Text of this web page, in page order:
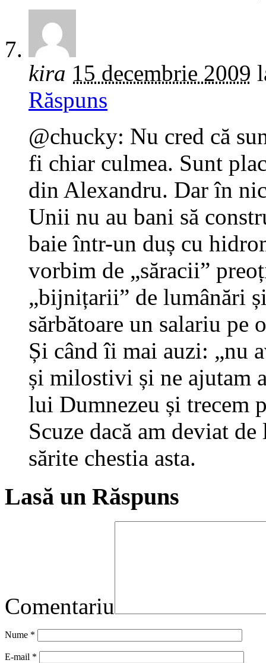
kira 15 decembrie 2009
Răspuns
@chucky: Nu cred că
fi chiar culmea. Sunt
din Alexandru. Dar în
Unii nu au bani să
baie într-un duș cu
vorbim de „săracii”
„bijnițarii” de lumânări
sărbătoare un salariu pe
Și când îi mai auzi: „nu
și milostivi și ne ajutam
lui Dumnezeu și trecem
Scuze dacă am deviat
sărite chestia asta.
Lasă un Răspuns
Comentariu
Nume *
E-mail *